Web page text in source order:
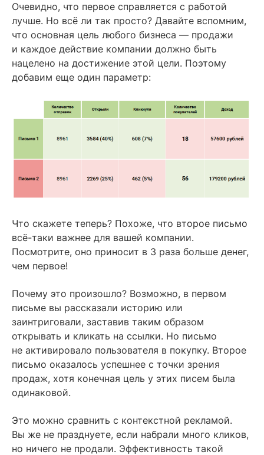
Очевидно, что первое справляется с работой
лучше. Но всё ли так просто? Давайте вспомним,
что основная цель любого бизнеса — продажи
и каждое действие компании должно быть
нацелено на достижение этой цели. Поэтому
добавим еще один параметр:
Что скажете теперь? Похоже, что второе письмо
всё-таки важнее для вашей компании.
Посмотрите, оно приносит в 3 раза больше денег,
чем первое!
Почему это произошло? Возможно, в первом
письме вы рассказали историю или
заинтриговали, заставив таким образом
открывать и кликать на ссылки. Но письмо
не активировало пользователя в покупку. Второе
письмо оказалось успешнее с точки зрения
продаж, хотя конечная цель у этих писем была
одинаковой.
Это можно сравнить с контекстной рекламой.
Вы же не празднуете, если набрали много кликов,
но ничего не продали. Эффективность такой